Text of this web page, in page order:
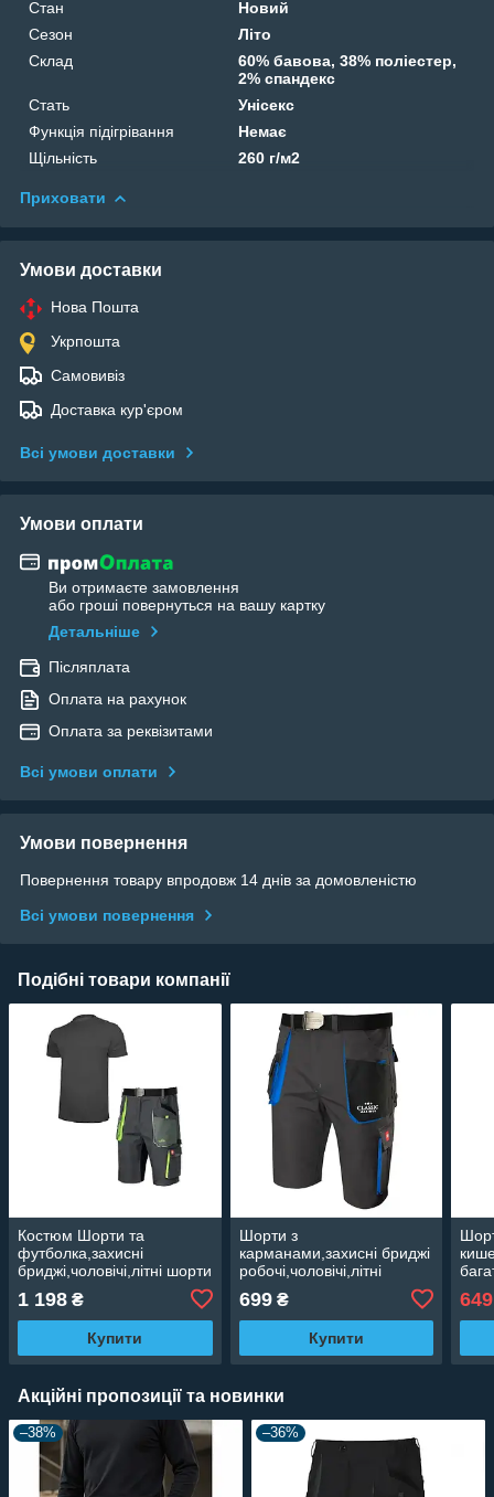
Стан
Новий
Сезон
Літо
Склад
60% бавова, 38% поліестер,
2% спандекс
Стать
Унісекс
Функція підігрівання
Немає
Щільність
260 г/м2
Приховати
Умови доставки
Нова Пошта
Укрпошта
Самовивіз
Доставка кур'єром
Всі умови доставки
Умови оплати
Ви отримаєте замовлення
або гроші повернуться на вашу картку
Детальніше
Післяплата
Оплата на рахунок
Оплата за реквізитами
Всі умови оплати
Умови повернення
Повернення товару впродовж 14 днів за домовленістю
Всі умови повернення
Подібні товари компанії
Костюм Шорти та
футболка,захисні
бриджі,чоловічі,літні шорти
роба,уніформа Польща
CLASSIC STRETCH SLIM
1 198 ₴
Купити
Шорти з
карманами,захисні бриджі
робочі,чоловічі,літні
роба,уніформа Польща
CLASSIC MAXIMUS
699₴
Купити
для
649
Акційні пропозиції та новинки
–38% –36%